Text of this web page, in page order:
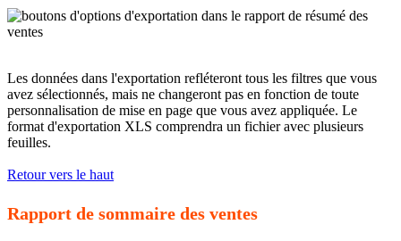
Les données dans l'exportation refléteront tous les filtres que vous
avez sélectionnés, mais ne changeront pas en fonction de toute
personnalisation de mise en page que vous avez appliquée. Le
format d'exportation XLS comprendra un fichier avec plusieurs
feuilles.
Retour vers le haut
Rapport de sommaire des ventes